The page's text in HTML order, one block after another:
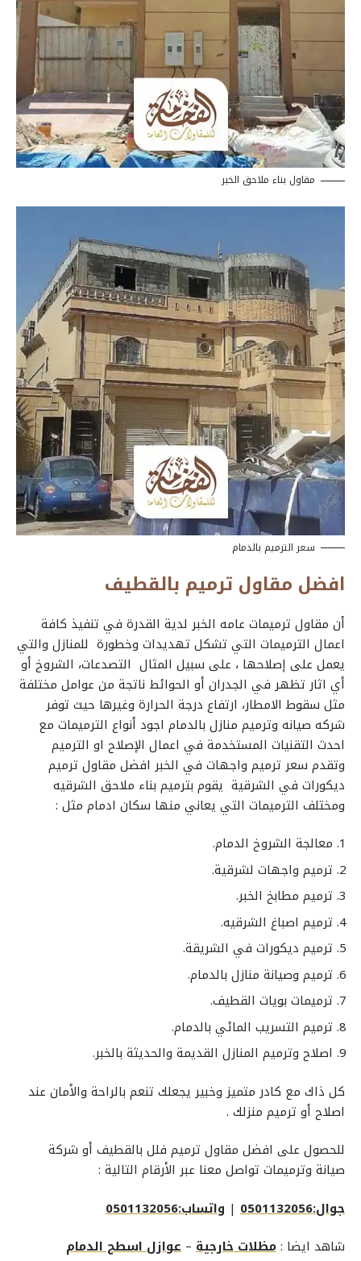
مقاول بناء ملاحق الخبر
سعر الترميم بالدمام
افضل مقاول ترميم بالقطيف
أن مقاول ترميمات عامه الخبر لدية القدرة في تنفيذ كافة
اعمال الترميمات التي تشكل تهديدات وخطورة للمنازل والتي
يعمل على إصلاحها ، على سبيل المثال التصدعات، الشروخ أو
أي اثار تظهر في الجدران أو الحوائط ناتجة من عوامل مختلفة
مثل سقوط الامطار، ارتفاع درجة الحرارة وغيرها حيث توفر
شركه صيانه وترميم منازل بالدمام اجود أنواع الترميمات مع
احدث التقنيات المستخدمة في اعمال الإصلاح او الترميم
وتقدم سعر ترميم واجهات في الخبر افضل مقاول ترميم
ديكورات في الشرقية يقوم بترميم بناء ملاحق الشرقيه
ومختلف الترميمات التي يعاني منها سكان ادمام مثل :
معالجة الشروخ الدمام.
ترميم واجهات لشرقية.
ترميم مطابخ الخبر.
ترميم اصباغ الشرقيه.
ترميم ديكورات في الشريقة.
ترميم وصيانة منازل بالدمام.
ترميمات بويات القطيف.
ترميم التسريب المائي بالدمام.
اصلاح وترميم المنازل القديمة والحديثة بالخبر.
كل ذاك مع كادر متميز وخبير يجعلك تنعم بالراحة والأمان عند
اصلاح أو ترميم منزلك .
للحصول على افضل مقاول ترميم فلل بالقطيف أو شركة
صيانة وترميمات تواصل معنا عبر الأرقام التالية :
جوال:0501132056
| واتساب:0501132056
شاهد ايضا :مظلات خارجية – عوازل اسطح الدمام